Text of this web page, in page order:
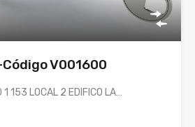
Código V001600
1 153 LOCAL 2 EDIFICO LA…